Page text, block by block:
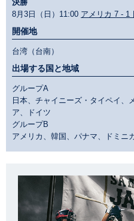
決勝
8月3日（日）11:00 アメリカ 7 - 1
開催地
台湾（台南）
出場する国と地域
グループA
日本、チャイニーズ・タイペイ、
ア、ドイツ
グループB
アメリカ、韓国、パナマ、ドミニ